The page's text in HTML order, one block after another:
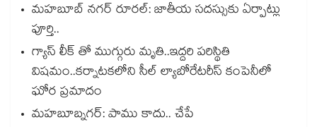
మహబూబ్ నగర్ రూరల్: జాతీయ సదస్సుకు ఏర్పాట్లు
పూర్తి..
గ్యాస్ లీక్ తో ముగ్గురు మృతి..ఇద్దరి పరిస్థితి
విషమం..కర్నాటకలోని సీల్ ల్యాబోరేటరీస్ కంపెనీలో
ఘోర ప్రమాదం
మహబూబ్నగర్: పాము కాదు.. చేపే